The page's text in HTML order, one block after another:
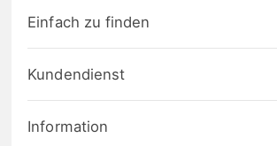
Einfach zu finden
Kundendienst
Information